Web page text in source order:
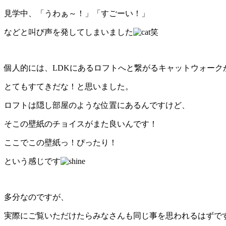
見学中、「うわぁ～！」「すごーい！」
などと叫び声を発してしまいました 笑
個人的には、LDKにあるロフトへと繋がるキャットウォーク
とてもすてきだな！と思いました。
ロフトは隠し部屋のような位置にあるんですけど、
そこの壁紙のチョイスがまた良いんです！
ここでこの壁紙っ！ぴったり！
という感じです
多分なのですが、
実際にご覧いただけたらみなさんも同じ事を思われるはずで